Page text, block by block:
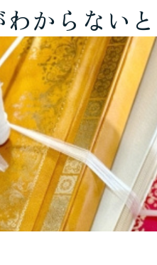
からない